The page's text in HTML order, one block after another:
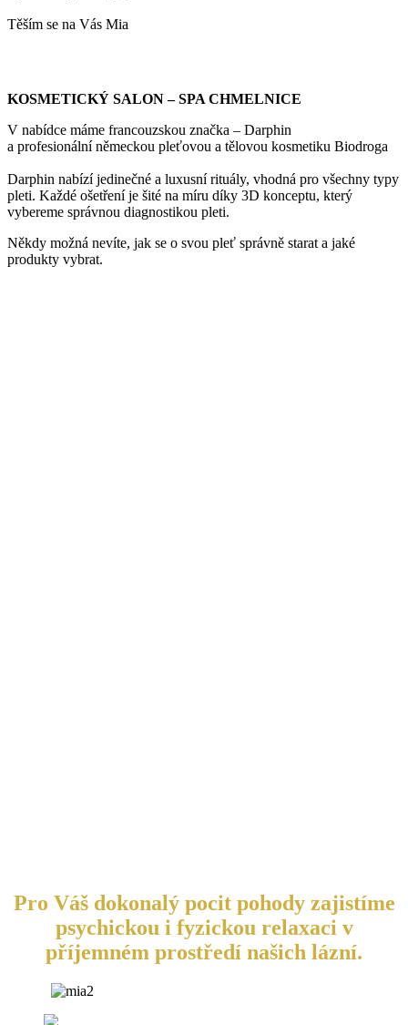
Těším se na Vás Mia
KOSMETICKÝ SALON – SPA CHMELNICE
V nabídce máme francouzskou značka – Darphin
a profesionální německou pleťovou a tělovou kosmetiku Biodroga
Darphin nabízí jedinečné a luxusní rituály, vhodná pro všechny typy
pleti. Každé ošetření je šité na míru díky 3D konceptu, který
vybereme správnou diagnostikou pleti.
Někdy možná nevíte, jak se o svou pleť správně starat a jaké
produkty vybrat.
Pro Váš dokonalý pocit pohody zajistíme
psychickou i fyzickou relaxaci v
příjemném prostředí našich lázní.